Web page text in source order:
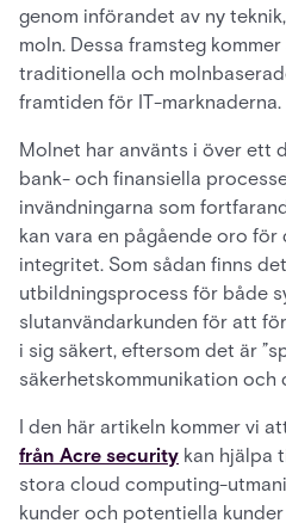
genom införandet av ny
moln. Dessa framsteg
traditionella och
framtiden för IT-marknaderna.
Molnet har använts i över ett
bank- och finansiella
invändningarna som
kan vara en pågående oro
integritet. Som sådan finns
utbildningsprocess för både
slutanvändarkunden för att
i sig säkert, eftersom det är
säkerhetskommunikation och
I den här artikeln kommer vi
från Acre security kan hjälpa
stora cloud computing-
kunder och potentiella